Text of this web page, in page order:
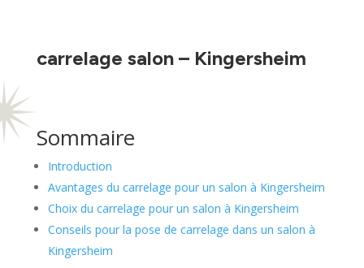
carrelage salon – Kingersheim
Sommaire
Introduction
Avantages du carrelage pour un salon à Kingersheim
Choix du carrelage pour un salon à Kingersheim
Conseils pour la pose de carrelage dans un salon à
Kingersheim